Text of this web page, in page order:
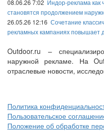
08.06.26 7:02 Индор-реклама как
становятся продолжением
26.05.26 12:16 Сочетание
рекламных кампаниях повышает
Outdoor.ru –
наружной рекламе. На
отраслевые новости,
Политика
Пользовательское
Положение об обработке